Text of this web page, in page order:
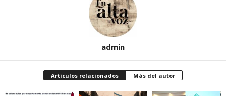
admin
Artículos relacionados Más del autor